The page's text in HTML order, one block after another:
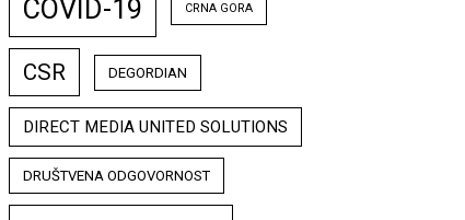
COVID-19 CRNA GORA
CSR DEGORDIAN
DIRECT MEDIA UNITED SOLUTIONS
DRUŠTVENA ODGOVORNOST